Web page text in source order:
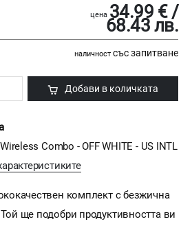
цена 34.99 € /
68.43 лв.
наличност със запитване
Добави в количката
Combo - OFF WHITE - US INTL
комплект с безжична
ще подобри продуктивността ви